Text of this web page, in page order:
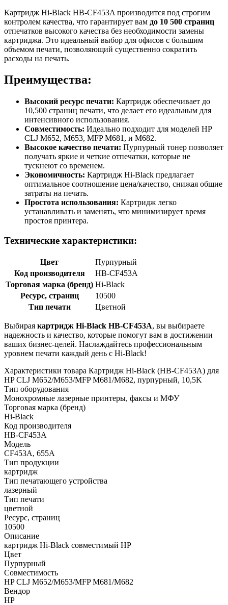
Картридж Hi-Black HB-CF453A производится под строгим
контролем качества, что гарантирует вам до 10 500 страниц
отпечатков высокого качества без необходимости замены
картриджа. Это идеальный выбор для офисов с большим
объемом печати, позволяющий существенно сократить
расходы на печать.
Преимущества:
Высокий ресурс печати: Картридж обеспечивает до
10,500 страниц печати, что делает его идеальным для
интенсивного использования.
Совместимость: Идеально подходит для моделей HP
CLJ M652, M653, MFP M681, и M682.
Высокое качество печати: Пурпурный тонер позволяет
получать яркие и четкие отпечатки, которые не
тускнеют со временем.
Экономичность: Картридж Hi-Black предлагает
оптимальное соотношение цена/качество, снижая общие
затраты на печать.
Простота использования: Картридж легко
устанавливать и заменять, что минимизирует время
простоя принтера.
Технические характеристики:
Цвет
Пурпурный
Код производителя
HB-CF453A
Торговая марка (бренд) Hi-Black
Ресурс, страниц
10500
Тип печати
Цветной
Выбирая картридж Hi-Black HB-CF453A, вы выбираете
надежность и качество, которые помогут вам в достижении
ваших бизнес-целей. Наслаждайтесь профессиональным
уровнем печати каждый день с Hi-Black!
Характеристики товара Картридж Hi-Black (HB-CF453A) для
HP CLJ M652/M653/MFP M681/M682, пурпурный, 10,5K
Тип оборудования
Монохромные лазерные принтеры, факсы и МФУ
Торговая марка (бренд)
Hi-Black
Код производителя
HB-CF453A
Модель
CF453A, 655A
Тип продукции
картридж
Тип печатающего устройства
лазерный
Тип печати
цветной
Ресурс, страниц
10500
Описание
картридж Hi-Black совместимый HP
Цвет
Пурпурный
Совместимость
HP CLJ M652/M653/MFP M681/M682
Вендор
HP